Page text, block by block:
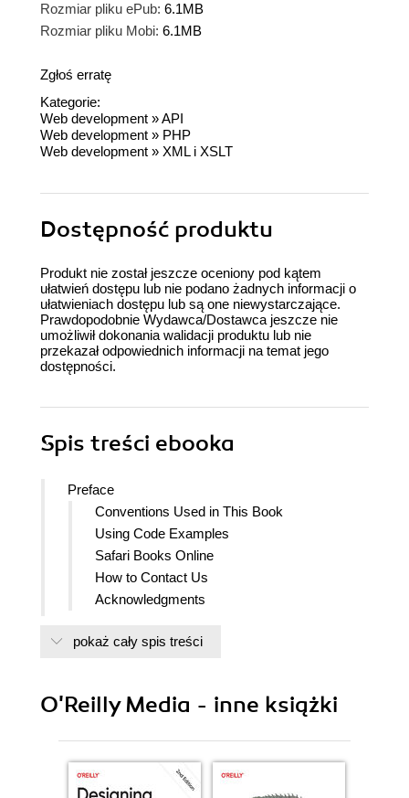
Rozmiar pliku ePub: 6.1MB
Rozmiar pliku Mobi: 6.1MB
Zgłoś erratę
Kategorie:
Web development »API
Web development » PHP
Web development » XML i XSLT
Dostępność produktu
Produkt nie został jeszcze oceniony pod kątem
ułatwień dostępu lub nie podano żadnych informacji o
ułatwieniach dostępu lub są one niewystarczające.
Prawdopodobnie Wydawca/Dostawca jeszcze nie
umożliwił dokonania walidacji produktu lub nie
przekazał odpowiednich informacji na temat jego
dostępności.
Spis treści ebooka
Preface
Conventions Used in This Book
Using Code Examples
Safari Books Online
How to Contact Us
Acknowledgments
Clients and Servers
Browser Tools
Serving GET Requests
pokaż cały spis treści
O'Reilly Media - inne książki